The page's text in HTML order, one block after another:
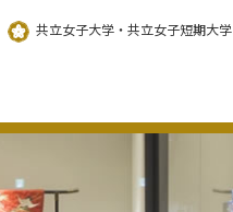
共立女子大学・共立女子短期大学